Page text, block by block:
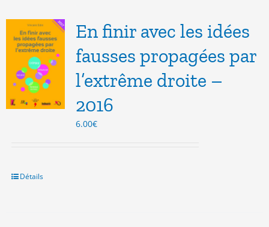
En finir avec les idées
fausses propagées par
l’extrême droite –
2016
6.00€
Détails